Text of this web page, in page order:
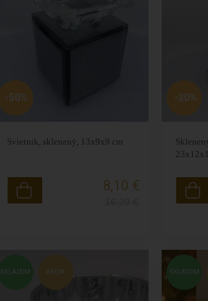
Svietnik, sklenený, 13x9x9 cm
8,10 €
-50% -30%
AKCIA
SKLADOM SKLADOM